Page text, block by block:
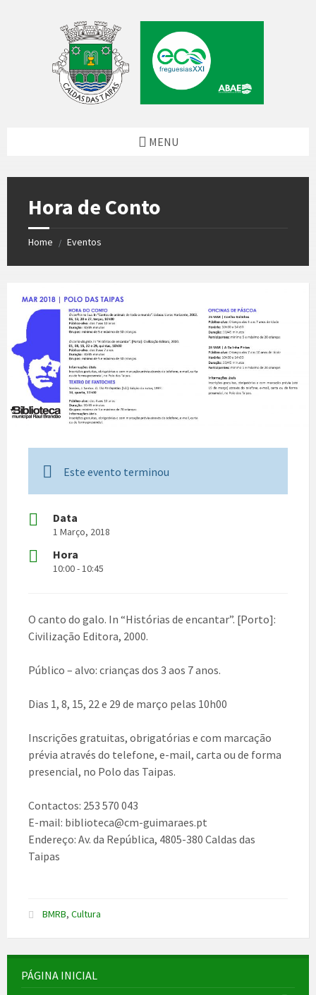
MENU
Hora de Conto
Home / Eventos
Este evento terminou
Data
1 Março, 2018
Hora
10:00 - 10:45
O canto do galo. In “Histórias de encantar”. [Porto]:
Civilização Editora, 2000.
Público – alvo: crianças dos 3 aos 7 anos.
Dias 1, 8, 15, 22 e 29 de março pelas 10h00
Inscrições gratuitas, obrigatórias e com marcação
prévia através do telefone, e-mail, carta ou de forma
presencial, no Polo das Taipas.
Contactos: 253 570 043
E-mail: biblioteca@cm-guimaraes.pt
Endereço: Av. da República, 4805-380 Caldas das
Taipas
BMRB, Cultura
PÁGINA INICIAL